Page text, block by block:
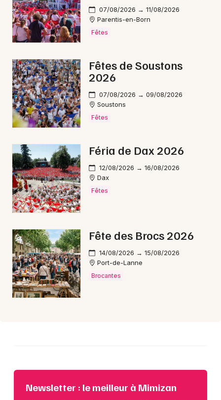
Artistes en tournée
Actus à Mimizan
Magazine à Mimizan
40 - Landes
Choisir mes départements
Mon email
07/08/2026 → 11/08/2026
Parentis-en-Born
Fêtes
Fêtes de Soustons
2026
07/08/2026 → 09/08/2026
Soustons
Fêtes
Féria de Dax 2026
12/08/2026 → 16/08/2026
Dax
Fêtes
Fête des Brocs 2026
14/08/2026 → 15/08/2026
Port-de-Lanne
Brocantes
Newsletter : le meilleur à Mimizan